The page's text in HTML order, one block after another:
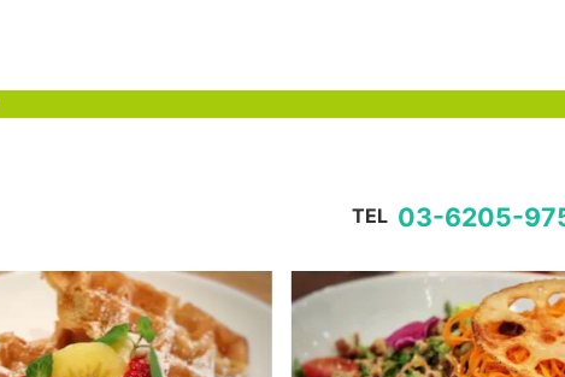
TEL 03-6205-